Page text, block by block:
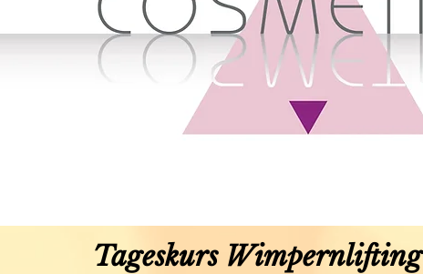
Tageskurs Wimpernlifting